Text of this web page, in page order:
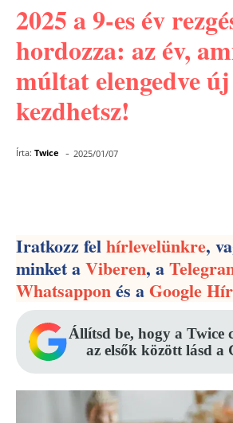
2025 a 9-es év
hordozza: az év,
múltat elengedve
kezdhetsz!
Írta: Twice - 2025/01/07
Iratkozz felhírlevelünkre,
minket aViberen, a
Whatsapponés aGoogle
Állítsd be, hogy a Twice
az elsők között lásd a